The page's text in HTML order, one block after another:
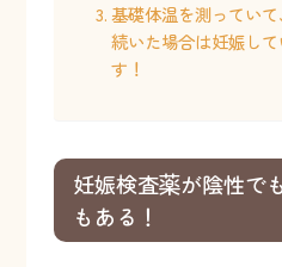
基礎体温を測ってい
続いた場合は妊娠し
す！
妊娠検査薬が陰性で
もある！